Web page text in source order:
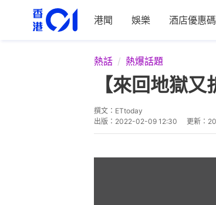
港聞 娛樂 酒店優惠碼
熱話 熱爆話題
【來回地獄
撰文： ETtoday
出版： 2022-02-09 12:30 更新：